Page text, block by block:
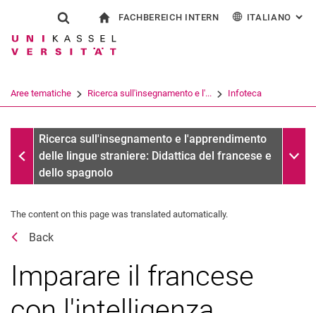
Jump directly to: content
Jump directly to: search
Jump directly to: main
Show search form
Search term
Search (opens an external link in a
FACHBEREICH INTERN ITALIANO :
Aree tematiche Ricerca sull'insegnamento e l'... Infoteca
Ricerca sull'insegnamento e l'apprendimento
delle lingue straniere: Didattica del francese e
dello spagnolo
The content on this page was translated automatically.
Back
Imparare il francese